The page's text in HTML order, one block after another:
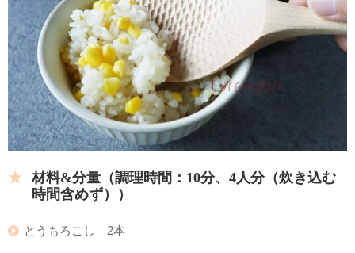
材料&分量（調理時間：10分、4人分（炊き込む
時間含めず））
とうもろこし 2本